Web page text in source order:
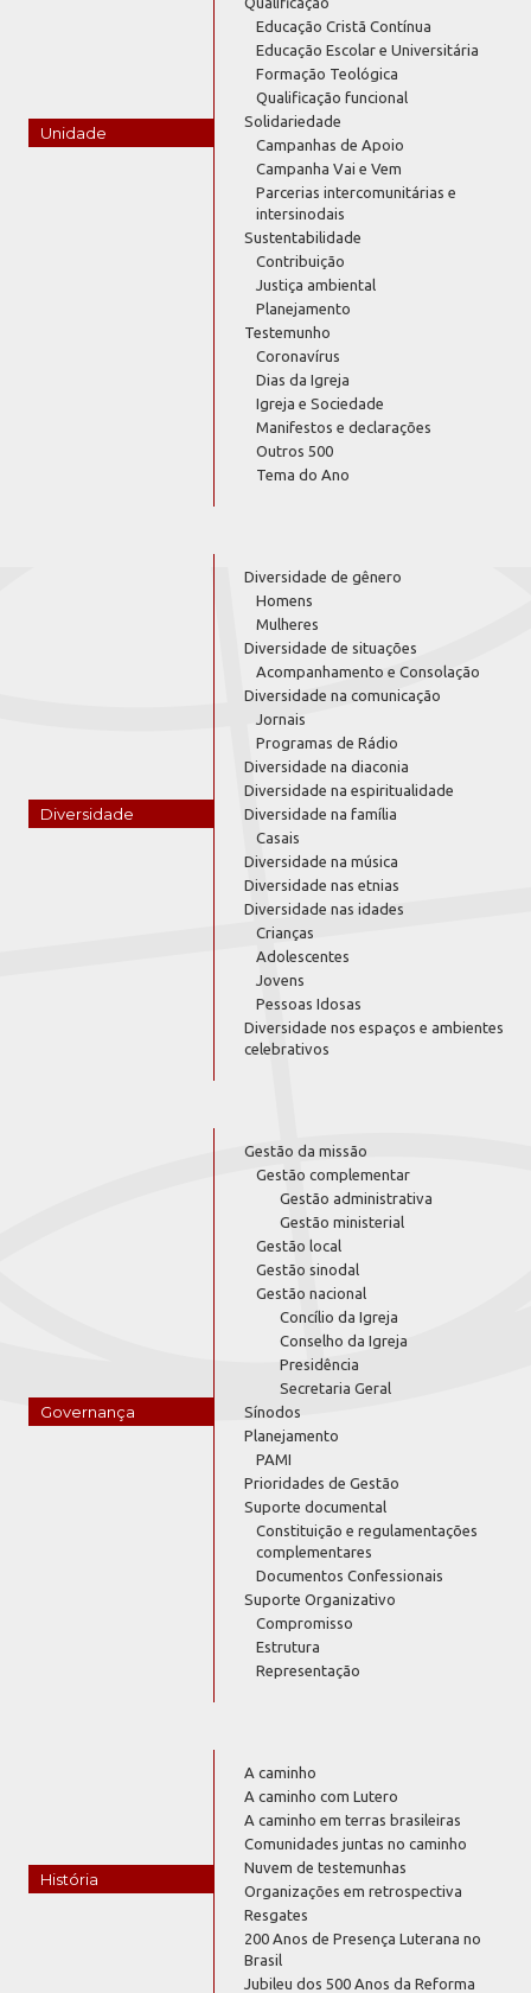
Unidade
Educação Cristã Contínua
Educação Escolar e Universitária
Formação Teológica
Qualificação funcional
Solidariedade
Campanhas de Apoio
Campanha Vai e Vem
Parcerias intercomunitárias e
intersinodais
Sustentabilidade
Contribuição
Justiça ambiental
Planejamento
Testemunho
Coronavírus
Dias da Igreja
Igreja e Sociedade
Manifestos e declarações
Outros 500
Tema do Ano
Diversidade
Diversidade de gênero
Homens
Mulheres
Diversidade de situações
Acompanhamento e Consolação
Diversidade na comunicação
Jornais
Programas de Rádio
Diversidade na diaconia
Diversidade na espiritualidade
Diversidade na família
Casais
Diversidade na música
Diversidade nas etnias
Diversidade nas idades
Crianças
Adolescentes
Jovens
Pessoas Idosas
Diversidade nos espaços e ambientes
celebrativos
Governança
Gestão da missão
Gestão complementar
Gestão administrativa
Gestão ministerial
Gestão local
Gestão sinodal
Gestão nacional
Concílio da Igreja
Conselho da Igreja
Presidência
Secretaria Geral
Sínodos
Planejamento
PAMI
Prioridades de Gestão
Suporte documental
Constituição e regulamentações
complementares
Documentos Confessionais
Suporte Organizativo
Compromisso
Estrutura
Representação
História
A caminho
A caminho com Lutero
A caminho em terras brasileiras
Comunidades juntas no caminho
Nuvem de testemunhas
Organizações em retrospectiva
Resgates
200 Anos de Presença Luterana no
Brasil
Jubileu dos 500 Anos da Reforma